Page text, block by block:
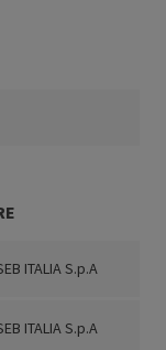
ITALIA S.p.A
ITALIA S.p.A